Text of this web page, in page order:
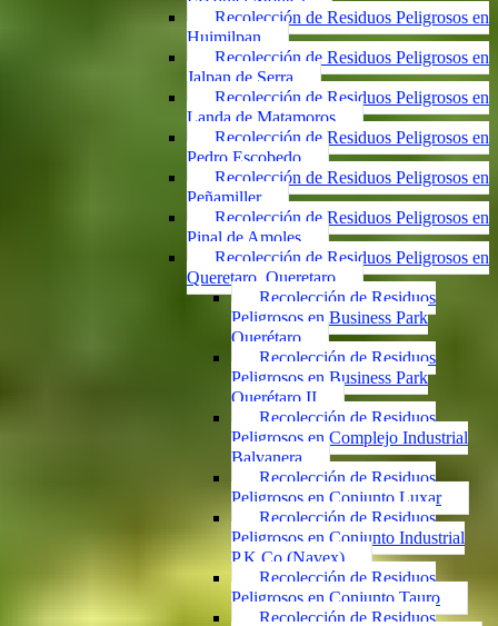
Recolección de Residuos Peligrosos en
Huimilpan
Recolección de Residuos Peligrosos en
Jalpan de Serra
Recolección de Residuos Peligrosos en
Landa de Matamoros
Recolección de Residuos Peligrosos en
Pedro Escobedo
Recolección de Residuos Peligrosos en
Peñamiller
Recolección de Residuos Peligrosos en
Pinal de Amoles
Recolección de Residuos Peligrosos en
Queretaro, Queretaro
Recolección de Residuos
Peligrosos en Business Park
Querétaro
Recolección de Residuos
Peligrosos en Business Park
Querétaro II
Recolección de Residuos
Peligrosos en Complejo Industrial
Balvanera
Recolección de Residuos
Peligrosos en Conjunto Luxar
Recolección de Residuos
Peligrosos en Conjunto Industrial
P.K.Co (Navex)
Recolección de Residuos
Peligrosos en Conjunto Tauro
Recolección de Residuos